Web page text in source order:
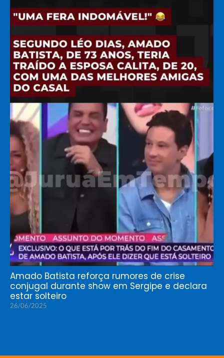
Amado Batista reforça rumores de crise
conjugal durante show em Sergipe e declara
estar solteiro
26/06/2025